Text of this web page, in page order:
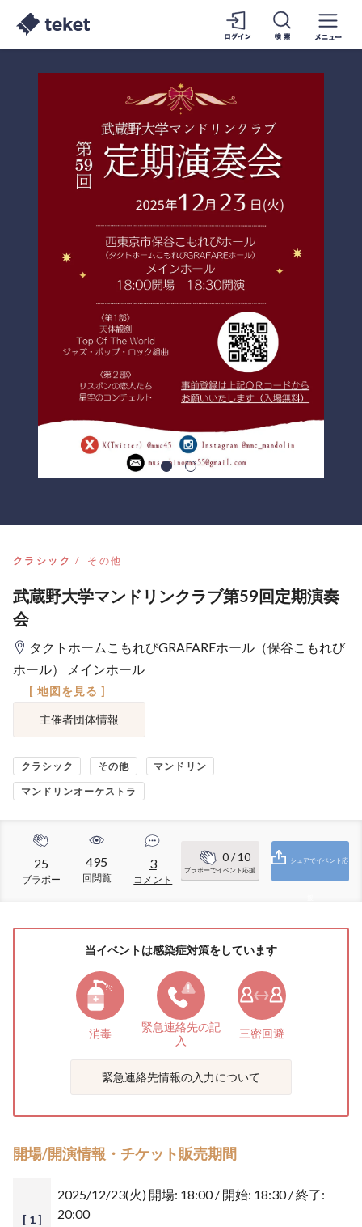
クラシック その他
武蔵野大学マンドリンクラブ第59回定期演奏
会
タクトホームこもれびGRAFAREホール（保谷こもれび
ホール） メインホール
[ 地図を見る ]
主催者団体情報
クラシック その他 マンドリン
マンドリンオーケストラ
25
ブラボー
495
回閲覧
3
コメント
0/ 10
ブラボーでイベント応援
シェアでイベント応
当イベントは感染症対策をしています
消毒 緊急連絡先の記
入
三密回避
緊急連絡先情報の入力について
開場/開演情報・チケット販売期間
[ 1 ]
2025/12/23(火) 開場: 18:00 / 開始: 18:30 / 終了:
20:00